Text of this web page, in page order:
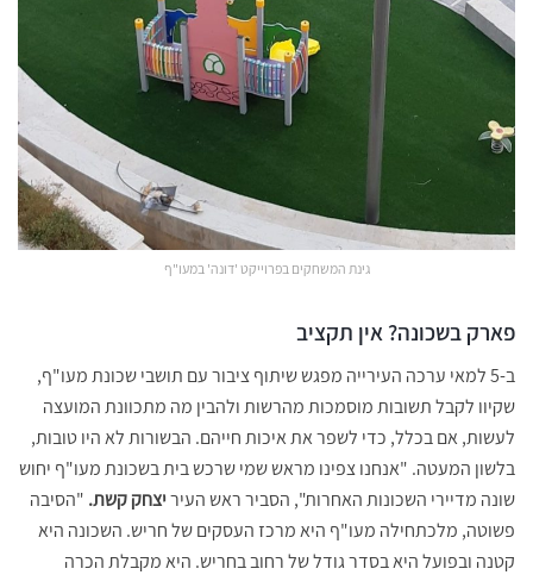
גינת המשחקים בפרוייקט 'דונה' במעו"ף
פארק בשכונה? אין תקציב
ב-5 למאי ערכה העירייה מפגש שיתוף ציבור עם תושבי שכונת מעו"ף,
שקיוו לקבל תשובות מוסמכות מהרשות ולהבין מה מתכוונת המועצה
לעשות, אם בכלל, כדי לשפר את איכות חייהם. הבשורות לא היו טובות,
בלשון המעטה. "אנחנו צפינו מראש שמי שרכש בית בשכונת מעו"ף יחוש
שונה מדיירי השכונות האחרות", הסביר ראש העיריצחק קשת. "הסיבה
פשוטה, מלכתחילה מעו"ף היא מרכז העסקים של חריש. השכונה היא
קטנה ובפועל היא בסדר גודל של רחוב בחריש. היא מקבלת הכרה